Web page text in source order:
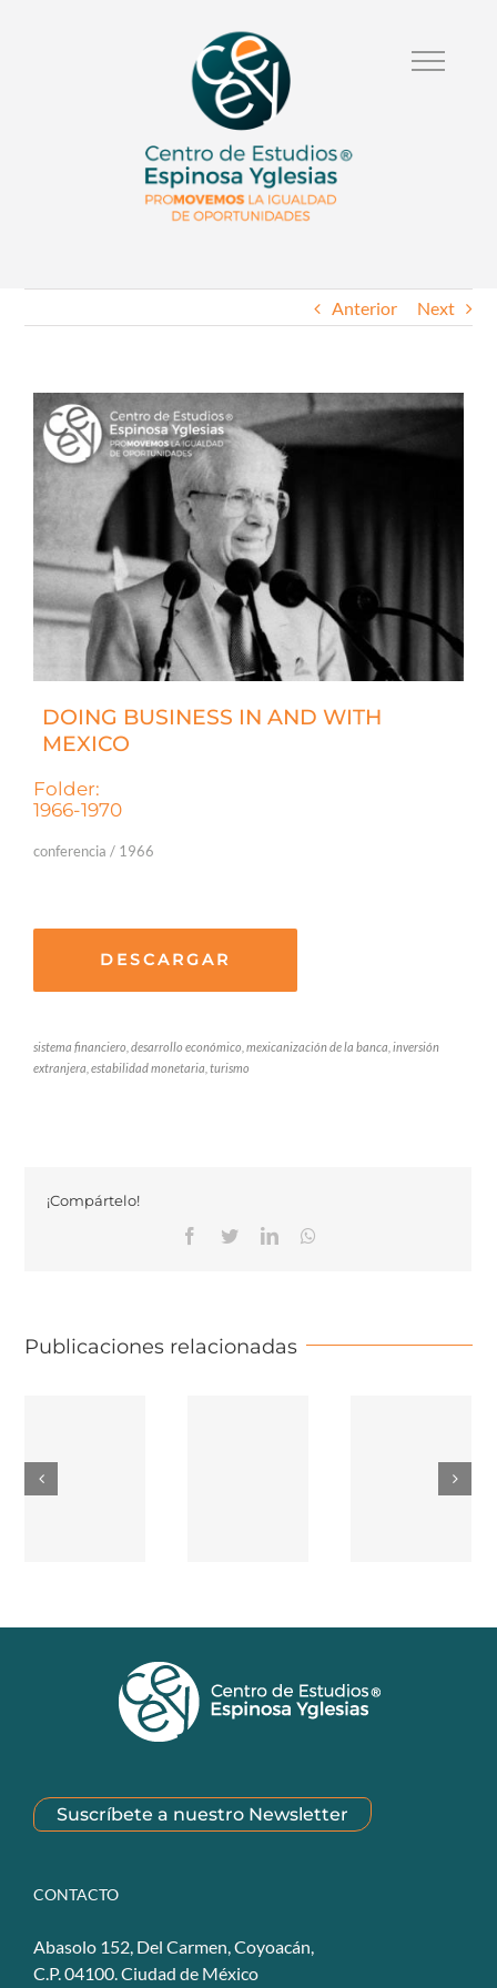
Anterior Next
DOING BUSINESS IN AND WITH
MEXICO
Folder:
1966-1970
conferencia / 1966
DESCARGAR
sistema financiero, desarrollo económico, mexicanización de la banca, inversión
extranjera, estabilidad monetaria, turismo
¡Compártelo!
Facebook
TwitterLinkedinWhatsapp
Publicaciones relacionadas
Suscríbete a nuestro Newsletter
CONTACTO
Abasolo 152, Del Carmen, Coyoacán,
C.P. 04100. Ciudad de México